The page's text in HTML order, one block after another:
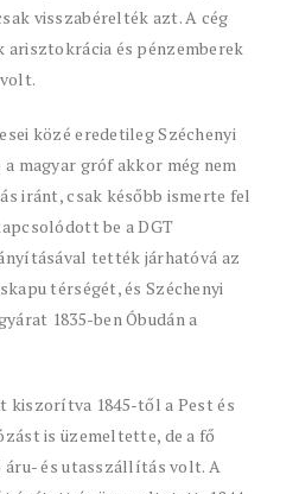
visszabérelték azt. A cég
és pénzemberek
közé eredetileg Széchenyi
magyar gróf akkor még nem
iránt, csak később ismerte fel
be a DGT
tették járhatóvá az
térségét, és Széchenyi
1835-ben Óbudán a
kiszorítva 1845-től a Pest és
is üzemeltette, de a fő
és utasszállítás volt. A